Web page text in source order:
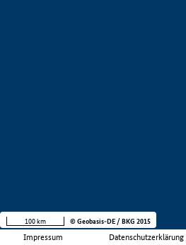
Impressum Datenschutzerklärung
100 km © Geobasis-DE / BKG 2015